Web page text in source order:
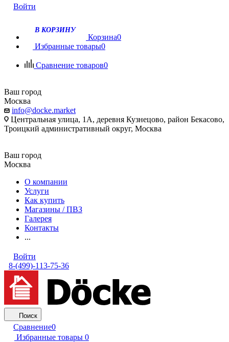
Войти
В КОРЗИНУ
Корзина0
Избранные товары0
Сравнение товаров0
Ваш город
Москва
info@docke.market
Центральная улица, 1А, деревня Кузнецово, район Бекасово,
Троицкий административный округ, Москва
Ваш город
Москва
О компании
Услуги
Как купить
Магазины / ПВЗ
Галерея
Контакты
...
Войти
8-(499)-113-75-36
Поиск
Сравнение0
Избранные товары 0